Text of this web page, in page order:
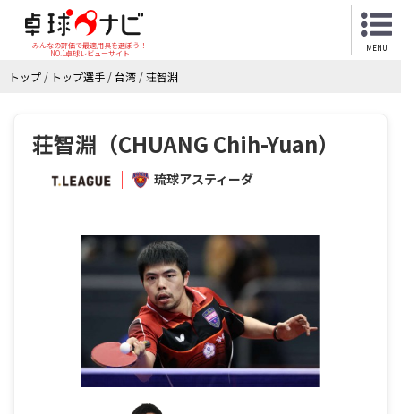
みんなの評価で最適用具を選ぼう！
NO.1卓球レビューサイト
MENU
トップ / トップ選手 /台湾 /荘智淵
荘智淵（CHUANG Chih-Yuan）
琉球アスティーダ